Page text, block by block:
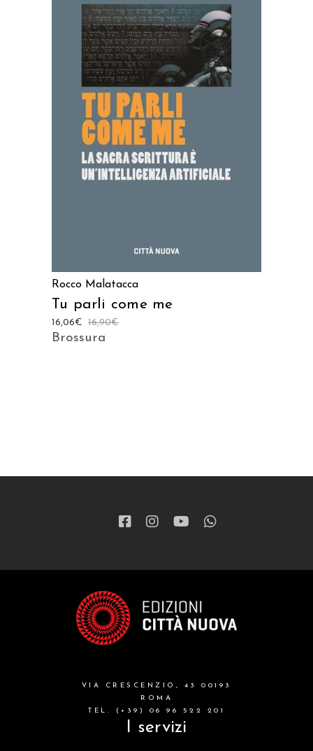
AGGIUNGI AL CARRELLO
Rocco Malatacca
Tu parli come me
16,90€
16,06€
Brossura
VIA CRESCENZIO, 43 00193
ROMA
TEL. (+39) 06 96 522 201
I servizi